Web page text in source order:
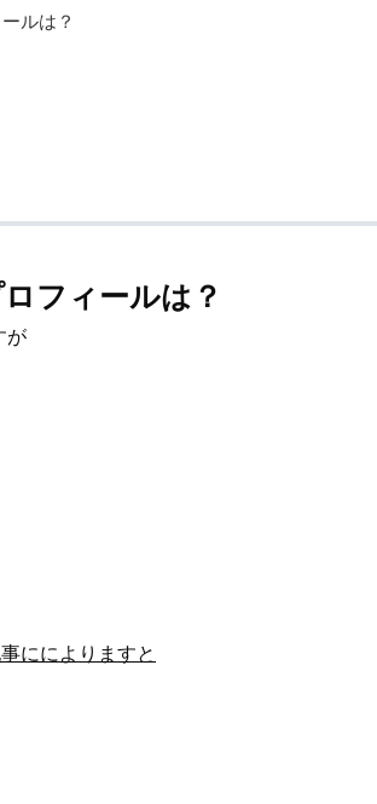
ルは？
フィールは？
が
事にによりますと